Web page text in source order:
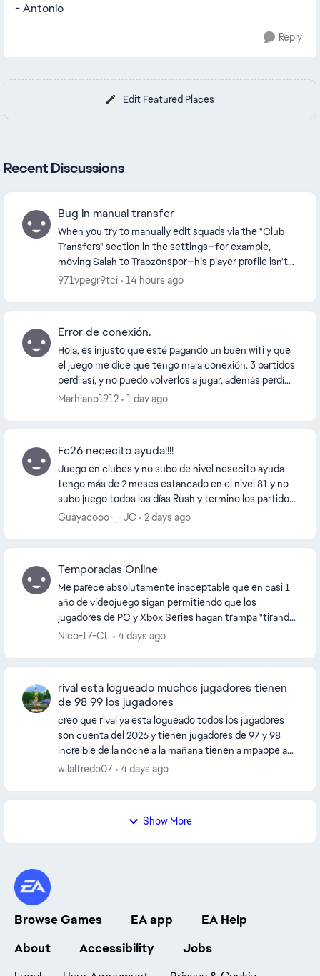
- Antonio
Reply
Edit Featured Places
Recent Discussions
Bug in manual transfer
When you try to manually edit squads via the "Club
Transfers" section in the settings—for example,
moving Salah to Trabzonspor—his player profile isn't
linked to Liverpool but to "Liverpool XI." This...
971vpegr9tci 14 hours ago
Error de conexión.
Hola, es injusto que esté pagando un buen wifi y que
el juego me dice que tengo mala conexión. 3 partidos
perdí así, y no puedo volverlos a jugar, además perdí
puntos. Me parece injusto, espero pueda...
Marhiano1912 1 day ago
Fc26 nececito ayuda!!!!
Juego en clubes y no subo de nivel nesecito ayuda
tengo más de 2 meses estancado en el nivel 81 y no
subo juego todos los días Rush y termino los partidos
completos y no gano nada además juego liga y...
Guayacooo-_-JC 2 days ago
Temporadas Online
Me parece absolutamente inaceptable que en casi 1
año de vídeojuego sigan permitiendo que los
jugadores de PC y Xbox Series hagan trampa "tirando
del cable" en medio de un partido en el que uno va
Nico-17-CL 4 days ago
rival esta logueado muchos jugadores tienen
de 98 99 los jugadores
creo que rival ya esta logueado todos los jugadores
son cuenta del 2026 y tienen jugadores de 97 y 98
increible de la noche a la mañana tienen a mpappe a
halland pedri a ronaldo a messi con 99 es inc...
wilalfredo07 4 days ago
Show More
Browse Games EA app
EA Help
About
Accessibility Jobs